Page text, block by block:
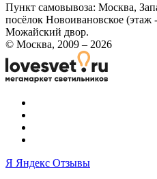
Пункт самовывоза: Москва,
посёлок Новоивановское
Можайский двор.
© Москва, 2009 – 2026
Я Яндекс Отзывы